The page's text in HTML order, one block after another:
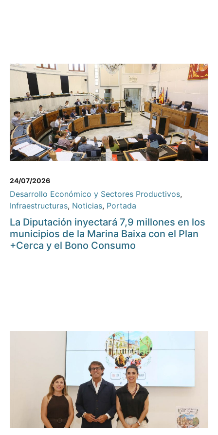
24/07/2026
Desarrollo Económico y Sectores Productivos,
Infraestructuras, Noticias, Portada
La Diputación inyectará 7,9 millones en los
municipios de la Marina Baixa con el Plan
+Cerca y el Bono Consumo